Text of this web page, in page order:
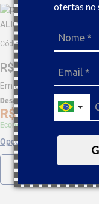
ofertas no
ALICATE CORTE
Código
R$ 234
Em até 26,03sem
Desc. de 71
R$ 55
Economize 5% à vista com
Opções de parcelamento